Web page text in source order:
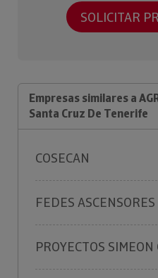
SOLICITAR
Empresas similares a
Santa Cruz De Tenerife
COSECAN
FEDES ASCENSORES
PROYECTOS SIMEON